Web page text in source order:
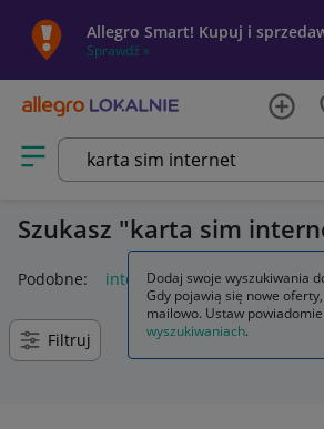
Allegro Smart! Kupuj i
Sprawdź »
Otwórz menu z kategoriami
Szukasz karta sim
Podobne:
internet play karta sim
Filtruj
Dodaj swoje wyszukiwania
Gdy pojawią się nowe
mailowo. Ustaw
wyszukiwaniach.